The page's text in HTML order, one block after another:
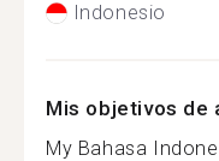
Indonesio
Mis objetivos de
My Bahasa